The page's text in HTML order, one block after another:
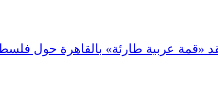
«قمة عربية طارئة» بالقاهرة حول